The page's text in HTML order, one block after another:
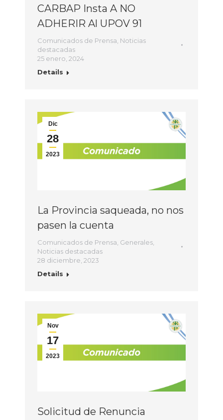
CARBAP Insta A NO
ADHERIR Al UPOV 91
Comunicados de Prensa, Noticias
destacadas
25 enero, 2024
Details
Dic
28
2023
La Provincia saqueada, no nos
pasen la cuenta
Comunicados de Prensa Generales
Noticias destacadas
28 diciembre, 2023
Details
Nov
17
2023
Solicitud de Renuncia